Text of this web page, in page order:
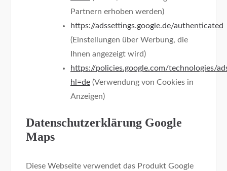
Partnern erhoben werden)
https://adssettings.google.de/authenticated
(Einstellungen über Werbung, die
Ihnen angezeigt wird)
https://policies.google.com/technologies/
hl=de (Verwendung von Cookies in
Anzeigen)
Datenschutzerklärung Google
Maps
Diese Webseite verwendet das Produkt Google